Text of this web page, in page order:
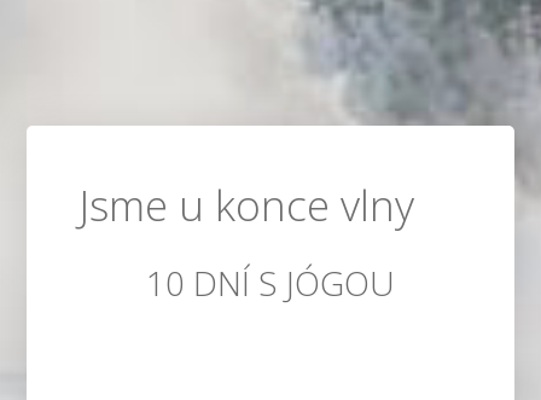
Jsme u konce vlny
10 DNÍ S JÓGOU